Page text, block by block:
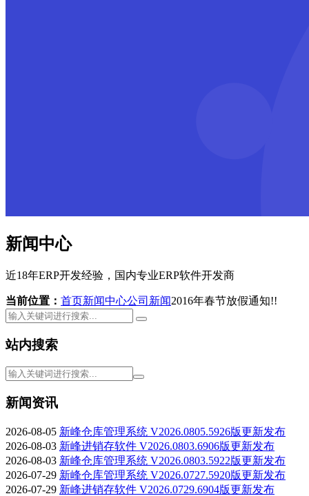
新闻中心
近18年ERP开发经验，国内专业ERP软件开发商
当前位置： 首页新闻中心公司新闻2016年春节放假通知!!
站内搜索
新闻资讯
2026-08-05 新峰仓库管理系统 V2026.0805.5926版更新发布
2026-08-03 新峰进销存软件 V2026.0803.6906版更新发布
2026-08-03 新峰仓库管理系统 V2026.0803.5922版更新发布
2026-07-29 新峰仓库管理系统 V2026.0727.5920版更新发布
2026-07-29 新峰进销存软件 V2026.0729.6904版更新发布